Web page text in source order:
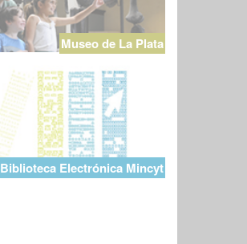
Museo de La Plata
Biblioteca Electrónica Mincyt